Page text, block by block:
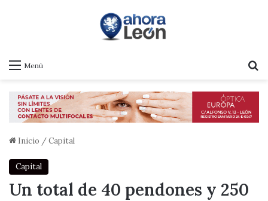
Menú
Inicio /Capital
Capital
Un total de 40 pendones y 250